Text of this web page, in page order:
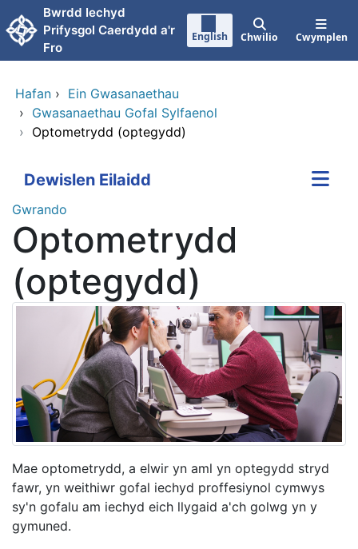
Neidio i'r prif gynnwy
Bwrdd Iechyd
Prifysgol Caerdydd a'r
Fro
English Chwilio Cwymplen
Hafan › Ein Gwasanaethau
› Gwasanaethau Gofal Sylfaenol
› Optometrydd (optegydd)
Dewislen Eilaidd
Gwrando
Optometrydd
(optegydd)
Mae optometrydd, a elwir yn aml yn optegydd stryd
fawr, yn weithiwr gofal iechyd proffesiynol cymwys
sy'n gofalu am iechyd eich llygaid a'ch golwg yn y
gymuned.